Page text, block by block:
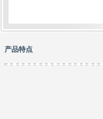
产品特点